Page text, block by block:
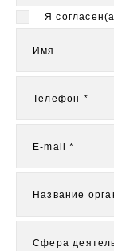
Я
Имя
Телефон *
E-mail *
Название
Сфера